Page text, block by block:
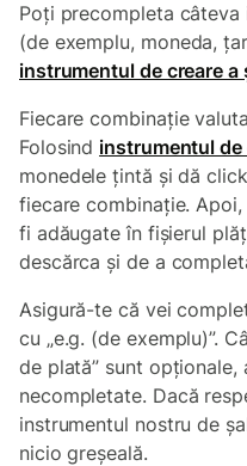
Poți precompleta
(de exemplu, moneda,
instrumentul de creare a
Fiecare combinație
Folosind instrumentul de
monedele țintă și dă
fiecare combinație.
fi adăugate în fișierul
descărca și de a
Asigură-te că vei
cu „e.g. (de exemplu)”.
de plată” sunt opționale,
necompletate. Dacă
instrumentul nostru de
nicio greșeală.